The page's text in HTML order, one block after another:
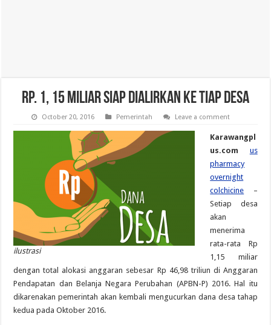
Rp. 1, 15 Miliar Siap Dialirkan Ke Tiap Desa
October 20, 2016 Pemerintah Leave a comment
ilustrasi
Karawangpl
us.com
us
pharmacy
overnight
colchicine –
Setiap desa
akan
menerima
rata-rata Rp
1,15 miliar
dengan total alokasi anggaran sebesar Rp 46,98 triliun di Anggaran
Pendapatan dan Belanja Negara Perubahan (APBN-P) 2016. Hal itu
dikarenakan pemerintah akan kembali mengucurkan dana desa tahap
kedua pada Oktober 2016.